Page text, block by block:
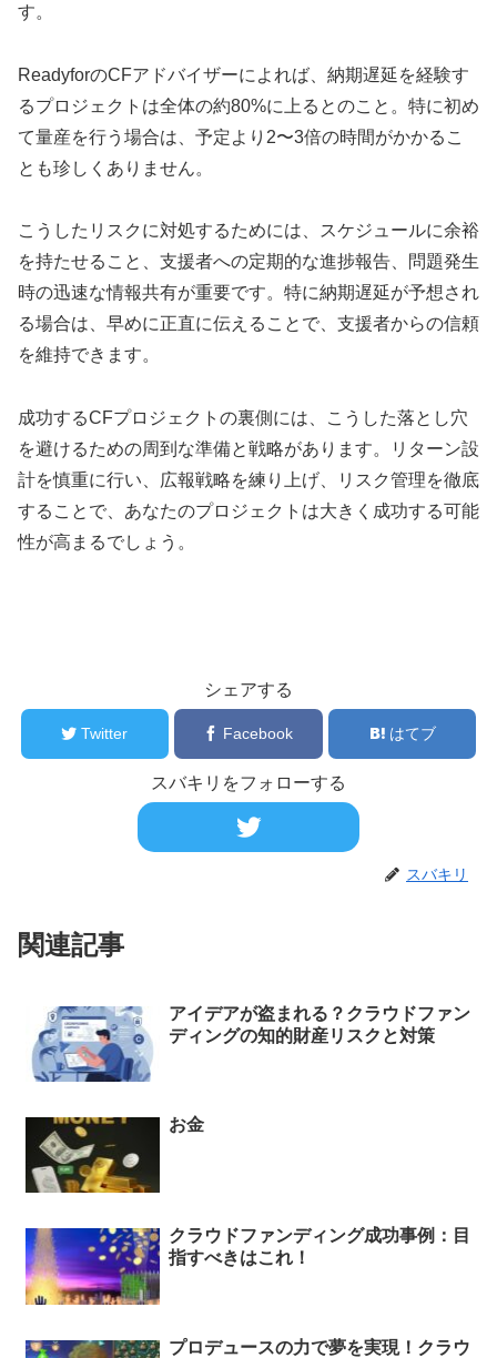
す。
ReadyforのCFアドバイザーによれば、納期遅延を経験す
るプロジェクトは全体の約80%に上るとのこと。特に初め
て量産を行う場合は、予定より2〜3倍の時間がかかるこ
とも珍しくありません。
こうしたリスクに対処するためには、スケジュールに余裕
を持たせること、支援者への定期的な進捗報告、問題発生
時の迅速な情報共有が重要です。特に納期遅延が予想され
る場合は、早めに正直に伝えることで、支援者からの信頼
を維持できます。
成功するCFプロジェクトの裏側には、こうした落とし穴
を避けるための周到な準備と戦略があります。リターン設
計を慎重に行い、広報戦略を練り上げ、リスク管理を徹底
することで、あなたのプロジェクトは大きく成功する可能
性が高まるでしょう。
シェアする
Twitter Facebook はてブ
スバキリをフォローする
スバキリ
関連記事
アイデアが盗まれる？クラウドファン
ディングの知的財産リスクと対策
お金
クラウドファンディング成功事例：目
指すべきはこれ！
プロデュースの力で夢を実現！クラウ